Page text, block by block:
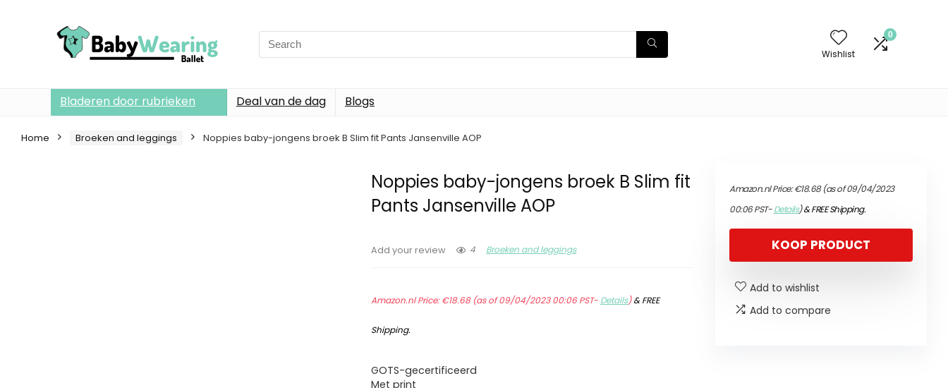
Search
for:
Wishlist
0
Bladeren door rubrieken Deal van de dag Blogs
Home Broeken and leggings Noppies baby-jongens broek B Slim fit Pants Jansenville AOP
Noppies baby-jongens broek B Slim fit
Pants Jansenville AOP
Add your review 4 Broeken and leggings
Amazon.nl Price:€18.68(as of 09/04/2023 00:06 PST- Details)&FREE
Shipping.
GOTS-gecertificeerd
Met print
Amazon.nl Price:€18.68(as of 09/04/2023
00:06 PST-Details)&FREE Shipping.
KOOP PRODUCT
Add to wishlist
Add to compare